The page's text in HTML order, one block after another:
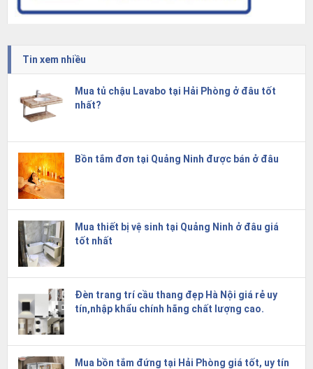
Tin xem nhiều
Mua tủ chậu Lavabo tại Hải Phòng ở đâu tốt
nhất?
Bồn tắm đơn tại Quảng Ninh được bán ở đâu
Mua thiết bị vệ sinh tại Quảng Ninh ở đâu giá
tốt nhất
Đèn trang trí cầu thang đẹp Hà Nội giá rẻ uy
tín,nhập khẩu chính hãng chất lượng cao.
Mua bồn tắm đứng tại Hải Phòng giá tốt, uy tín